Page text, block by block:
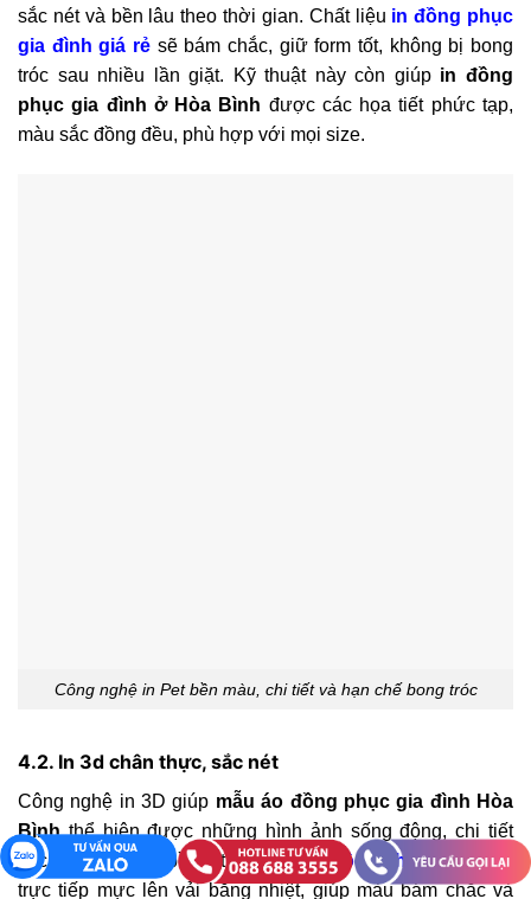
sắc nét và bền lâu theo thời gian. Chất liệu in đồng phục
gia đình giá rẻ sẽ bám chắc, giữ form tốt, không bị bong
tróc sau nhiều lần giặt. Kỹ thuật này còn giúpin đồng
phục gia đình ở Hòa Bình được các họa tiết phức tạp,
màu sắc đồng đều, phù hợp với mọi size.
Công nghệ in Pet bền màu, chi tiết và hạn chế bong tróc
4.2. In 3d chân thực, sắc nét
Công nghệ in 3D giúp mẫu áo đồng phục gia đình Hòa
Bìnhthể hiện được những hình ảnh sống động, chi tiết
sắc nét ngay trên bề mặt. Kỹ thuậtin đồng phụcnày phun
trực tiếp mực lên vải bằng nhiệt, giúp màu bám chắc và